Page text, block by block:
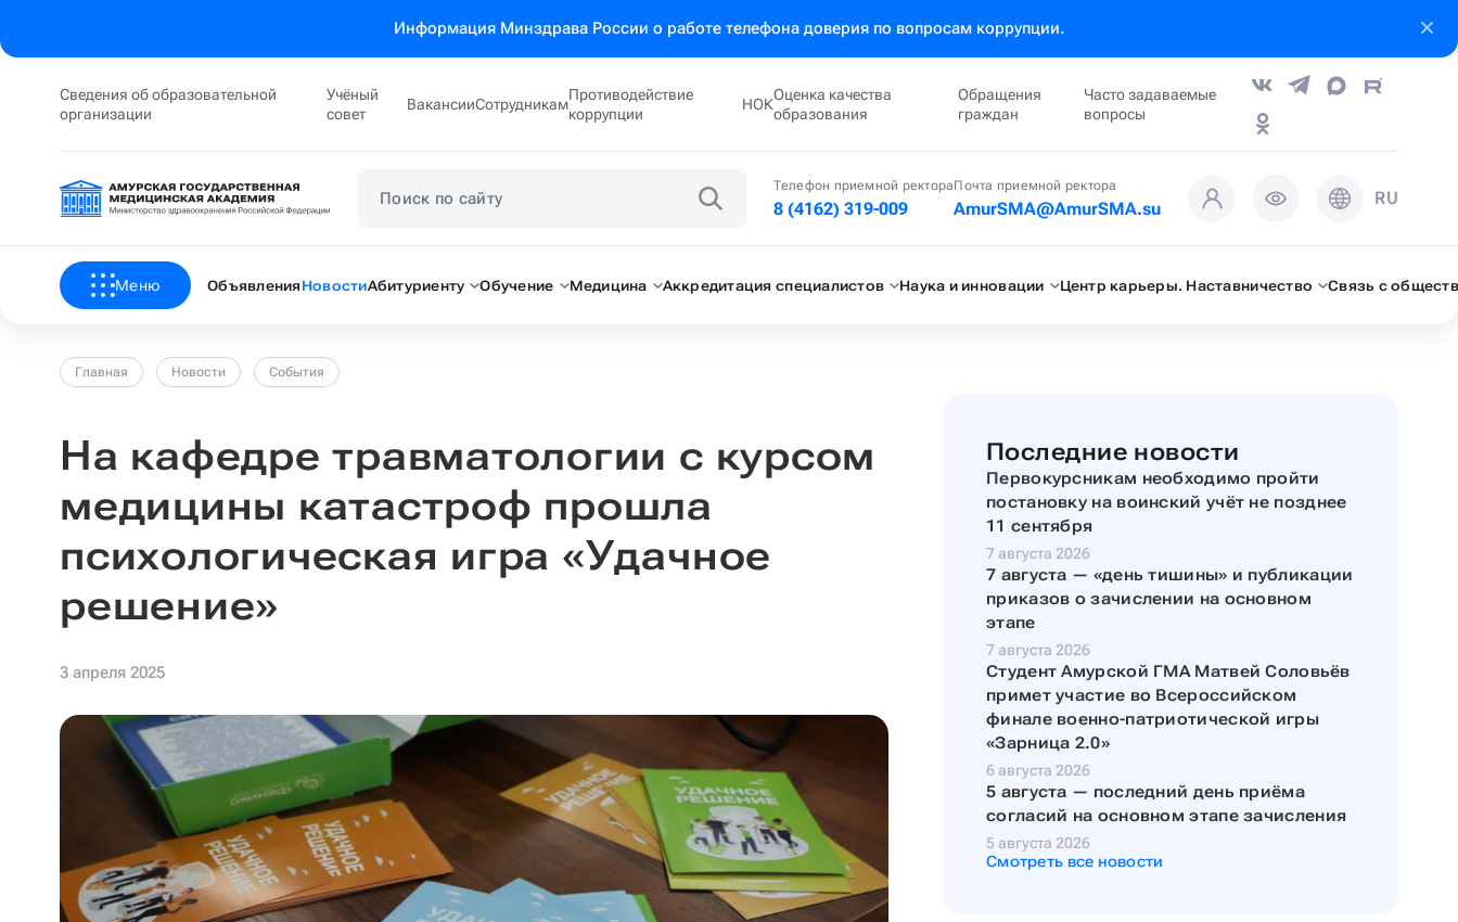
Информация Минздрава России о работе телефона доверия по вопросам коррупции.
Сведения об образовательной
организации
Учёный
совет
ВакансииСотрудникам
Противодействие
коррупции
НОК
Оценка качества
образования
Обращения
граждан
Часто задаваемые
вопросы
Телефон приемной ректора
8 (4162) 319-009
Почта приемной ректора
AmurSMA@AmurSMA.su RU
Меню Объявления НовостиАбитуриенту Обучение Медицина Аккредитация специалистов Наука и инновации Центр карьеры. Наставничество Связь с
Главная Новости События
На кафедре травматологии с курсом
медицины катастроф прошла
психологическая игра «Удачное
решение»
3 апреля 2025
Последние новости
Первокурсникам необходимо пройти
постановку на воинский учёт не позднее
11 сентября
7 августа 2026
7 августа — «день тишины» и публикации
приказов о зачислении на основном
этапе
7 августа 2026
Студент Амурской ГМА Матвей Соловьёв
примет участие во Всероссийском
финале военно-патриотической игры
«Зарница 2.0»
6 августа 2026
5 августа — последний день приёма
согласий на основном этапе зачисления
5 августа 2026
Смотреть все новости